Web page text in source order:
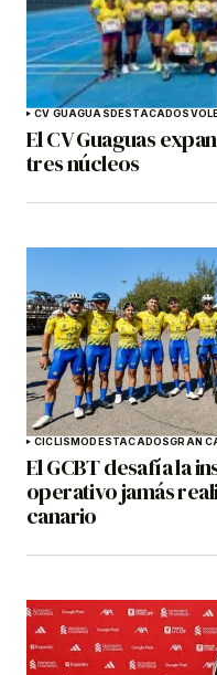
CV GUAGUASDESTACADOS
El CV Guaguas
tres núcleos
CICLISMODESTACADOSGRAN
El GCBT desafía la
operativo jamás
canario